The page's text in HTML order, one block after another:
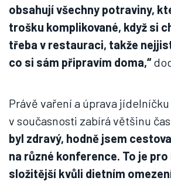
obsahují všechny potraviny,
trošku komplikované, když si
třeba v restauraci, takže
co si sám připravím doma,“
Právě vaření a úprava
v současnosti zabírá většinu
byl zdravý, hodně jsem
na různé konference. To je
složitější kvůli dietním